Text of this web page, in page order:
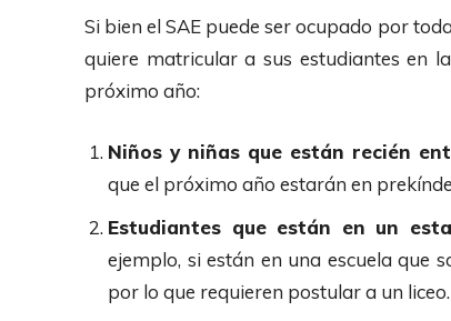
Si bien el SAE puede ser ocupado por
quiere matricular a sus estudiantes en
próximo año:
Niños y niñas que están recién
que el próximo año estarán en
Estudiantes que están en un
ejemplo, si están en una escuela que
por lo que requieren postular a un liceo.